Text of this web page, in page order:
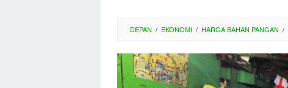
DEPAN / EKONOMI / HARGA BAHAN PANGAN /